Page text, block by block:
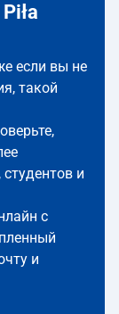
если вы не
такой
и
с
и